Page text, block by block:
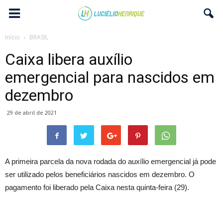
Início BRASIL
Caixa libera auxílio
emergencial para nascidos em
dezembro
29 de abril de 2021
A primeira parcela da nova rodada do auxílio emergencial já pode
ser utilizado pelos beneficiários nascidos em dezembro. O
pagamento foi liberado pela Caixa nesta quinta-feira (29).